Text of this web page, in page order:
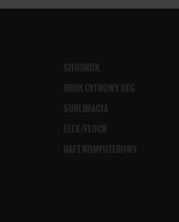
SITODRUK
DRUK CYFROWY DTG
SUBLIMACJA
FLEX/FLOCK
HAFT KOMPUTEROWY